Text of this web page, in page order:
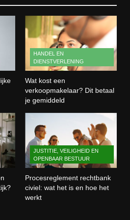
kost een verkoopmakelaar?
EN DIENSTVERLENING
is webontwikkeling en hoe
het in de praktijk?
rechtbank civiel:
het is en hoe het werkt
HANDEL EN
DIENSTVERLENING
Wat kost een
verkoopmakelaar? Dit betaal
je gemiddeld
JUSTITIE, VEILIGHEID EN
OPENBAAR BESTUUR
Procesreglement rechtbank
civiel: wat het is en hoe het
werkt